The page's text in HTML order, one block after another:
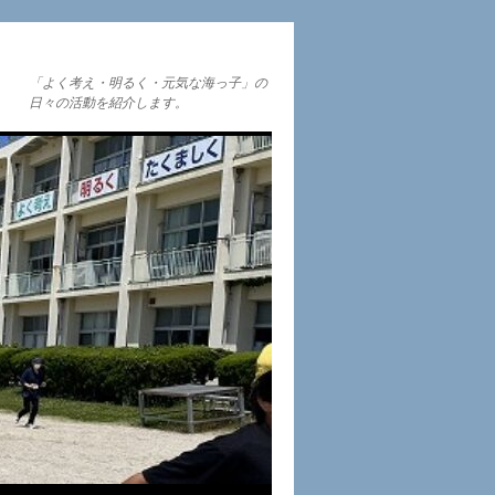
「よく考え・明るく・元気な海っ子」の
日々の活動を紹介します。